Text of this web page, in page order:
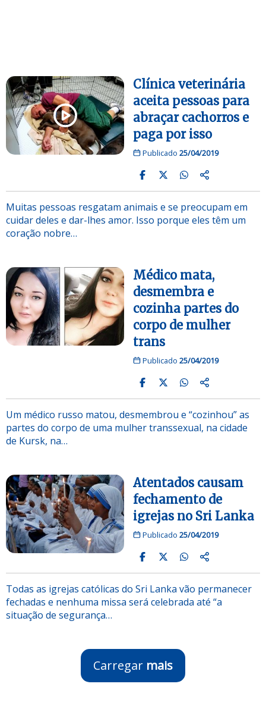
Clínica veterinária
aceita pessoas para
abraçar cachorros e
paga por isso
Publicado 25/04/2019
Muitas pessoas resgatam animais e se preocupam em
cuidar deles e dar-lhes amor. Isso porque eles têm um
coração nobre…
Médico mata,
desmembra e
cozinha partes do
corpo de mulher
trans
Publicado 25/04/2019
Um médico russo matou, desmembrou e “cozinhou” as
partes do corpo de uma mulher transsexual, na cidade
de Kursk, na…
Atentados causam
fechamento de
igrejas no Sri Lanka
Publicado 25/04/2019
Todas as igrejas católicas do Sri Lanka vão permanecer
fechadas e nenhuma missa será celebrada até “a
situação de segurança…
Carregar mais